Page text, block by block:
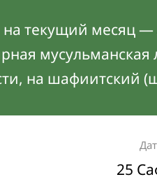
текущий месяц —
мусульманская
на шафиитский
25